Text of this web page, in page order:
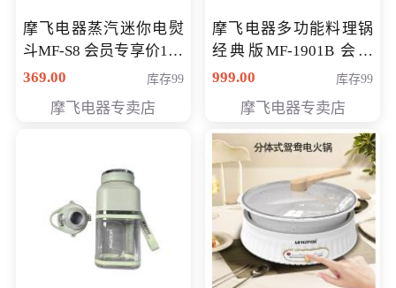
摩飞电器蒸汽迷你电熨
斗MF-S8 会员专享价168
元
369.00 库存99
摩飞电器专卖店
摩飞电器多功能料理锅
经典版MF-1901B 会员
专享价399元
999.00 库存99
摩飞电器专卖店